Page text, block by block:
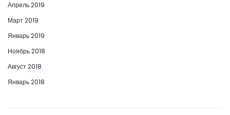
Апрель 2019
Март 2019
Январь 2019
Ноябрь 2018
Август 2018
Январь 2018